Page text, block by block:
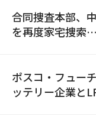
合同捜査本部、
を再度家宅捜索
ポスコ・フュー
ッテリー企業と